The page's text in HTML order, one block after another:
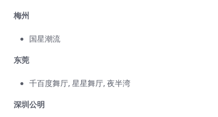
梅州
国星潮流
东莞
千百度舞厅, 星星舞厅, 夜半湾
深圳公明